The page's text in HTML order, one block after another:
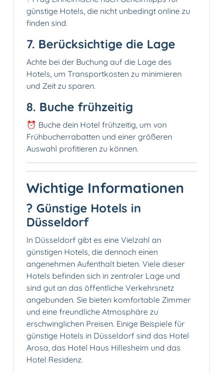
günstige Hotels, die nicht unbedingt online zu
finden sind.
7. Berücksichtige die Lage
Achte bei der Buchung auf die Lage des
Hotels, um Transportkosten zu minimieren
und Zeit zu sparen.
8. Buche frühzeitig
⏰ Buche dein Hotel frühzeitig, um von
Frühbucherrabatten und einer größeren
Auswahl profitieren zu können.
Wichtige Informationen
? Günstige Hotels in
Düsseldorf
In Düsseldorf gibt es eine Vielzahl an
günstigen Hotels, die dennoch einen
angenehmen Aufenthalt bieten. Viele dieser
Hotels befinden sich in zentraler Lage und
sind gut an das öffentliche Verkehrsnetz
angebunden. Sie bieten komfortable Zimmer
und eine freundliche Atmosphäre zu
erschwinglichen Preisen. Einige Beispiele für
günstige Hotels in Düsseldorf sind das Hotel
Arosa, das Hotel Haus Hillesheim und das
Hotel Residenz.